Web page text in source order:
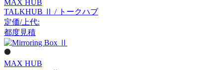
アルペール
MAX HUB
TALKHUB Ⅱ / トークハブ
定価/上代:
都度見積
MAX HUB